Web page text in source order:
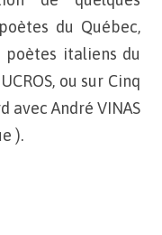
du Québec,
poètes italiens du
ou sur Cinq
avec André VINAS
).